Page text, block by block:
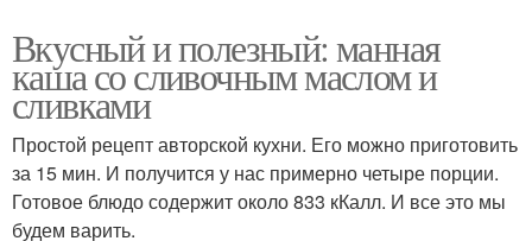
Вкусный и полезный: манная
каша со сливочным маслом и
сливками
Простой рецепт авторской кухни. Его можно приготовить
за 15 мин. И получится у нас примерно четыре порции.
Готовое блюдо содержит около 833 кКалл. И все это мы
будем варить.